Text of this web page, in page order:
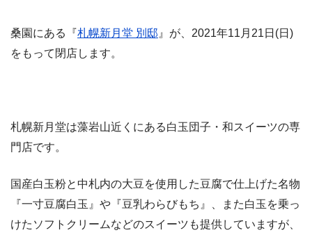
桑園にある『札幌新月堂 別邸 』が、2021年11月21日(日)
をもって閉店します。
札幌新月堂は藻岩山近くにある白玉団子・和スイーツの専
門店です。
国産白玉粉と中札内の大豆を使用した豆腐で仕上げた名物
『一寸豆腐白玉』や『豆乳わらびもち』、また白玉を乗っ
けたソフトクリームなどのスイーツも提供していますが、